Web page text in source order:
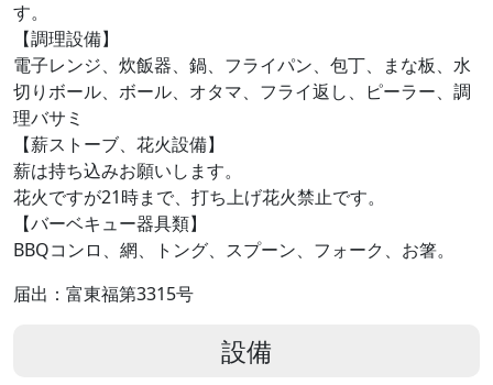
す。
【調理設備】
電子レンジ、炊飯器、鍋、フライパン、包丁、まな板、水
切りボール、ボール、オタマ、フライ返し、ピーラー、調
理バサミ
【薪ストーブ、花火設備】
薪は持ち込みお願いします。
花火ですが21時まで、打ち上げ花火禁止です。
【バーベキュー器具類】
BBQコンロ、網、トング、スプーン、フォーク、お箸。
届出：富東福第3315号
設備